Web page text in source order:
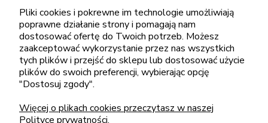
pon.-piąt.: 08:00-16:00
sklep@cebit.pl
ZAKUPY
POMOC
Pliki cookies i pokrewne im technologie umożliwiają
poprawne działanie strony i pomagają nam
dostosować ofertę do Twoich potrzeb. Możesz
zaakceptować wykorzystanie przez nas wszystkich
tych plików i przejść do sklepu lub dostosować użycie
plików do swoich preferencji, wybierając opcję
"Dostosuj zgody".
Więcej o plikach cookies przeczytasz w naszej
Polityce prywatności.